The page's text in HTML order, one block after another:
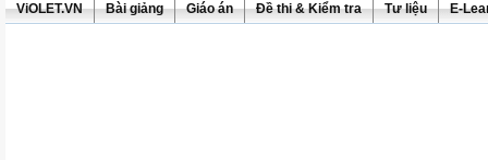
ViOLET.VN Bài giảng Giáo án Đề thi & Kiểm tra Tư liệu E-